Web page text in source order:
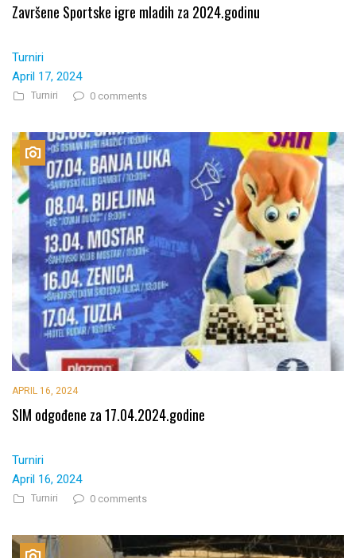
Završene Sportske igre mladih za 2024.godinu
Turniri
April 17, 2024
Turniri 0 comments
APRIL 16, 2024
SIM odgođene za 17.04.2024.godine
Turniri
April 16, 2024
Turniri 0 comments